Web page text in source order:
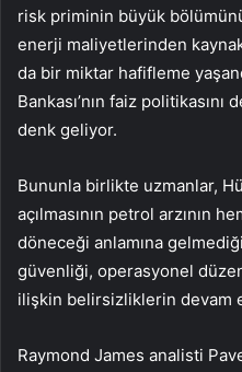
risk priminin büyük
enerji maliyetlerinden
da bir miktar hafifleme
Bankası’nın faiz
denk geliyor.
Bununla birlikte uzmanlar,
açılmasının petrol arzının
döneceği anlamına
güvenliği, operasyonel
ilişkin belirsizliklerin devam
Raymond James analisti